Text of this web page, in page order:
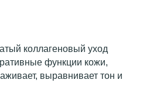
коллагеновый уход
функции кожи,
выравнивает тон и